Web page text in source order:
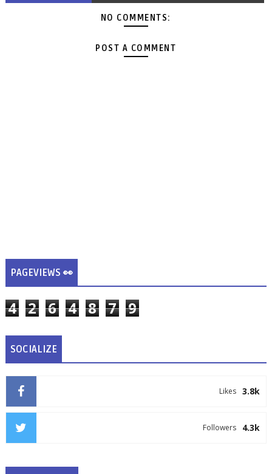
NO COMMENTS:
POST A COMMENT
PAGEVIEWS 👀
4 2 6 4 8 7 9
SOCIALIZE
3.8k
Likes
4.3k
Followers